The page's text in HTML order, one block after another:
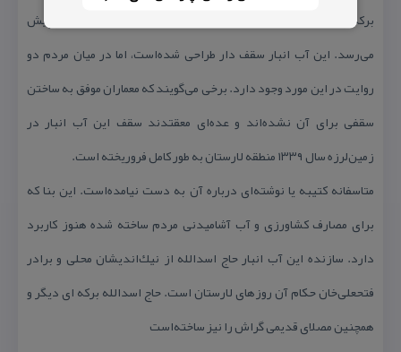
بركه ایران است. قدمت این آب انبار به دورهٔ قاجار و حدود ۲۰۰ سال پیش
می‌رسد. این آب انبار سقف دار طراحی شده‌است، اما در میان مردم دو
روایت در این مورد وجود دارد. برخی می‌گویند كه معماران موفق به ساختن
سقفی برای آن نشده‌اند و عده‌ای معقتدند سقف این آب انبار در
زمین‌لرزه سال ۱۳۳۹ منطقه لارستان به طور كامل فروریخته است.
متاسفانه كتیبه یا نوشته‌ای درباره آن به دست نیامده‌است. این بنا كه
برای مصارف كشاورزی و آب آشامیدنی مردم ساخته شده هنوز كاربرد
دارد. سازنده این آب انبار حاج اسدالله از نیك‌اندیشان محلی و برادر
فتحعلی‌خان حكام آن روزهای لارستان است. حاج اسدالله بركه ای دیگر و
همچنین مصلای قدیمی گراش را نیز ساخته‌است